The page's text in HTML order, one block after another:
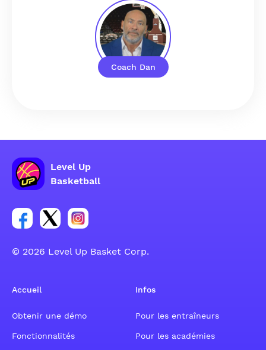
Coach Dan
Level Up
Basketball
Lien vers le groupe du compte Facebook
Lien vers le groupe du compte Tweeter
Lien vers le groupe du compte Instagram
© 2026 Level Up Basket Corp.
Accueil
Obtenir une démo
Fonctionnalités
Infos
Pour les entraîneurs
Pour les académies